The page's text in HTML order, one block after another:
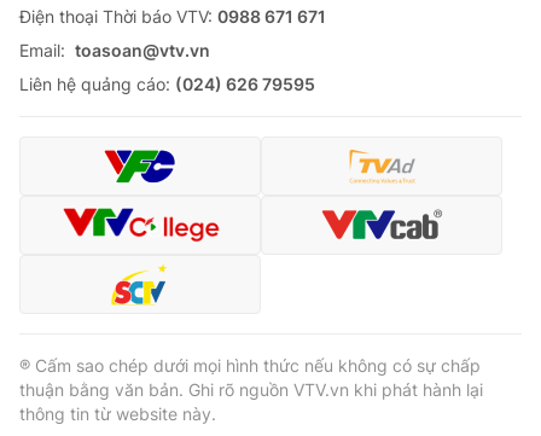
Ðiện thoại Thời báo VTV: 0988 671 671
Email: toasoan@vtv.vn
Liên hệ quảng cáo: (024) 626 79595
® Cấm sao chép dưới mọi hình thức nếu không có sự chấp
thuận bằng văn bản. Ghi rõ nguồn VTV.vn khi phát hành lại
thông tin từ website này.